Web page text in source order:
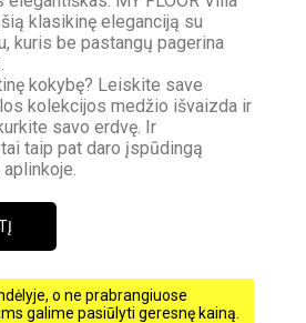
klasikinę eleganciją su
kuris be pastangų pagerina
kokybę? Leiskite save
kolekcijos medžio išvaizda ir
savo erdvę. Ir
taip pat daro įspūdingą
o ne prabrangiuose
galime pasiūlyti geresnę kainą.